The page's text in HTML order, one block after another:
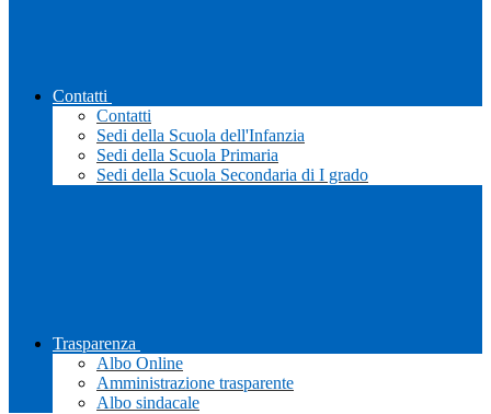
Contatti
Contatti
Sedi della Scuola dell'Infanzia
Sedi della Scuola Primaria
Sedi della Scuola Secondaria di I grado
Trasparenza
Albo Online
Amministrazione trasparente
Albo sindacale